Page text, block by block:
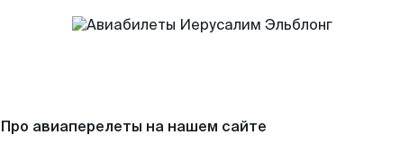
Про авиаперелеты на нашем сайте